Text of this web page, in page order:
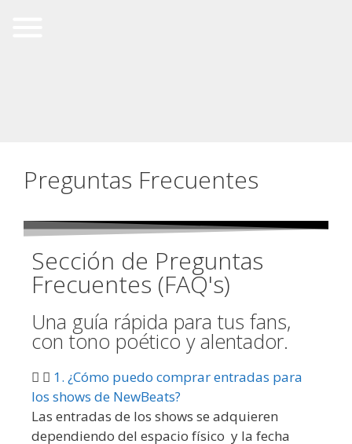
Preguntas Frecuentes
Sección de Preguntas
Frecuentes (FAQ's)
Una guía rápida para tus fans,
con tono poético y alentador.
1. ¿Cómo puedo comprar entradas para
los shows de NewBeats?
Las entradas de los shows se adquieren
dependiendo del espacio físico y la fecha